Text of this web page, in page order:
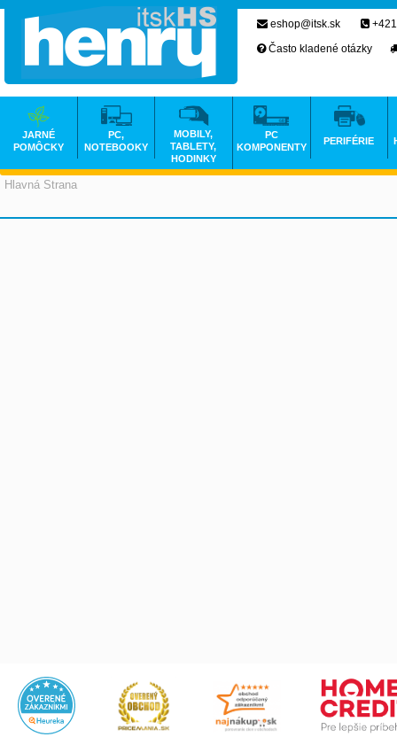
Hlavná Strana
eshop@itsk.sk
Často kladené otázky
JARNÉ
POMÔCKY
PC,
NOTEBOOKY
MOBILY,
TABLETY,
HODINKY
PC
KOMPONENTY
PERIFÉRIE